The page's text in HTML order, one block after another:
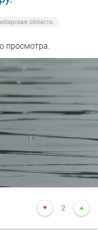
область
просмотра.
2